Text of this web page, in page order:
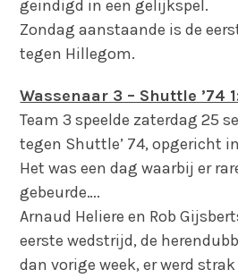
geindigd in een gelijkspel.
Zondag aanstaande is de
tegen Hillegom.
Wassenaar 3 – Shuttle ’74
Team 3 speelde zaterdag 25
tegen Shuttle’ 74, opgericht
Het was een dag waarbij er
gebeurde….
Arnaud Heliere en Rob
eerste wedstrijd, de
dan vorige week, er werd